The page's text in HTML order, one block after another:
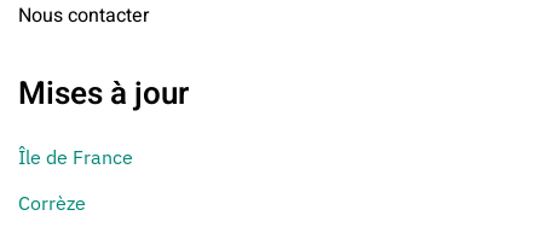
Nous contacter
Mises à jour
Île de France
Corrèze